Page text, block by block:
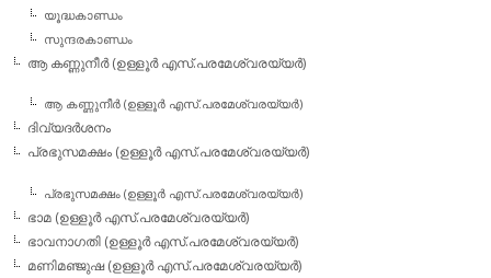
യൂദ്ധകാണ്ഡം
സുന്ദരകാണ്ഡം
ആ കണ്ണുനീര്‍ (ഉള്ളൂര്‍ എസ്.പരമേശ്വരയ്യര്‍)
ആ കണ്ണുനീര്‍ (ഉള്ളൂര്‍ എസ്.പരമേശ്വരയ്യര്‍)
ദിവ്യദര്‍ശനം
പ്രഭുസമക്ഷം (ഉള്ളൂര്‍ എസ്.പരമേശ്വരയ്യര്‍)
പ്രഭുസമക്ഷം (ഉള്ളൂര്‍ എസ്.പരമേശ്വരയ്യര്‍)
ഭാമ (ഉള്ളൂര്‍ എസ്.പരമേശ്വരയ്യര്‍)
ഭാവനാഗതി (ഉള്ളൂര്‍ എസ്.പരമേശ്വരയ്യര്‍)
മണിമഞ്ജുഷ (ഉള്ളൂര്‍ എസ്.പരമേശ്വരയ്യര്‍)